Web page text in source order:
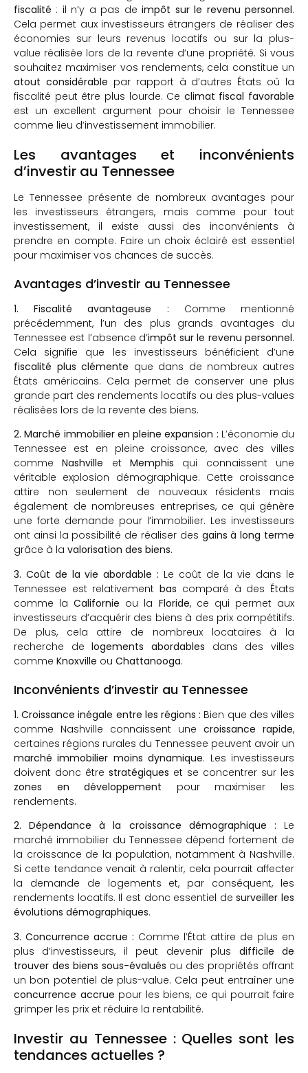
fiscalité : il n’y a pas deimpôt sur le revenu personnel.
Cela permet aux investisseurs étrangers de réaliser des
économies sur leurs revenus locatifs ou sur la plus-
value réalisée lors de la revente d’une propriété. Si vous
souhaitez maximiser vos rendements, cela constitue un
atout considérable par rapport à d’autres États où la
fiscalité peut être plus lourde. Ce climat fiscal favorable
est un excellent argument pour choisir le Tennessee
comme lieu d’investissement immobilier.
Les avantages et inconvénients
d’investir au Tennessee
Le Tennessee présente de nombreux avantages pour
les investisseurs étrangers, mais comme pour tout
investissement, il existe aussi des inconvénients à
prendre en compte. Faire un choix éclairé est essentiel
pour maximiser vos chances de succès.
Avantages d’investir au Tennessee
1. Fiscalité avantageuse : Comme mentionné
précédemment, l’un des plus grands avantages du
Tennessee est l’absence d’impôt sur le revenu personnel.
Cela signifie que les investisseurs bénéficient d’une
fiscalité plus clémente que dans de nombreux autres
États américains. Cela permet de conserver une plus
grande part des rendements locatifs ou des plus-values
réalisées lors de la revente des biens.
2. Marché immobilier en pleine expansion : L’économie du
Tennessee est en pleine croissance, avec des villes
commeNashville etMemphis qui connaissent une
véritable explosion démographique. Cette croissance
attire non seulement de nouveaux résidents mais
également de nombreuses entreprises, ce qui génère
une forte demande pour l’immobilier. Les investisseurs
ont ainsi la possibilité de réaliser des gains à long terme
grâce à la valorisation des biens.
3. Coût de la vie abordable : Le coût de la vie dans le
Tennessee est relativementbas comparé à des États
comme laCalifornie ou la Floride, ce qui permet aux
investisseurs d’acquérir des biens à des prix compétitifs.
De plus, cela attire de nombreux locataires à la
recherche delogements abordables dans des villes
comme Knoxville ou Chattanooga.
Inconvénients d’investir au Tennessee
1. Croissance inégale entre les régions : Bien que des villes
comme Nashville connaissent une croissance rapide,
certaines régions rurales du Tennessee peuvent avoir un
marché immobilier moins dynamique. Les investisseurs
doivent donc être stratégiques et se concentrer sur les
zones en développement pour maximiser les
rendements.
2. Dépendance à la croissance démographique : Le
marché immobilier du Tennessee dépend fortement de
la croissance de la population, notamment à Nashville.
Si cette tendance venait à ralentir, cela pourrait affecter
la demande de logements et, par conséquent, les
rendements locatifs. Il est donc essentiel desurveiller les
évolutions démographiques.
3. Concurrence accrue : Comme l’État attire de plus en
plus d’investisseurs, il peut devenir plus difficile de
trouver des biens sous-évalués ou des propriétés offrant
un bon potentiel de plus-value. Cela peut entraîner une
concurrence accrue pour les biens, ce qui pourrait faire
grimper les prix et réduire la rentabilité.
Investir au Tennessee : Quelles sont les
tendances actuelles ?